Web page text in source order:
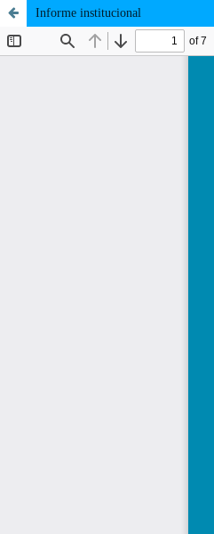
Informe institucional